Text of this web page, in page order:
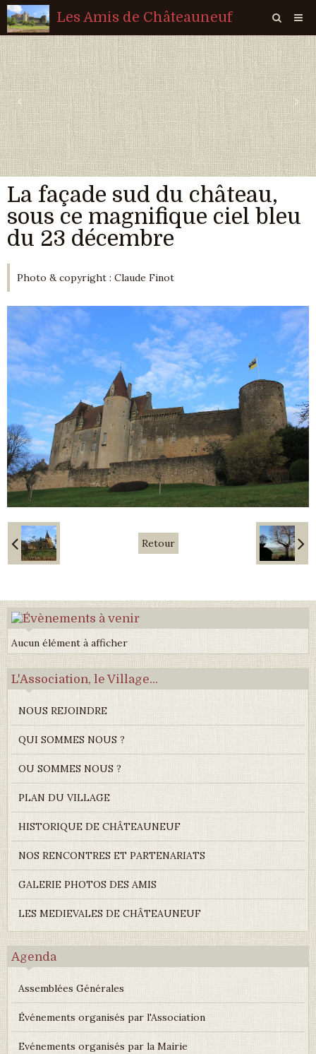
Les Amis de Châteauneuf
Page d'accueil
Livre d'or
Agenda
Quiz
Vidéos
Album
Contact
Sondages
‹ ›
La façade sud du château,
sous ce magnifique ciel bleu
du 23 décembre
Photo & copyright : Claude Finot
Retour
Aucun élément à afficher
L'Association, le Village...
NOUS REJOINDRE
QUI SOMMES NOUS ?
OU SOMMES NOUS ?
PLAN DU VILLAGE
HISTORIQUE DE CHÂTEAUNEUF
NOS RENCONTRES ET PARTENARIATS
GALERIE PHOTOS DES AMIS
LES MEDIEVALES DE CHÂTEAUNEUF
Agenda
Assemblées Générales
Événements organisés par l'Association
Evénements organisés par la Mairie